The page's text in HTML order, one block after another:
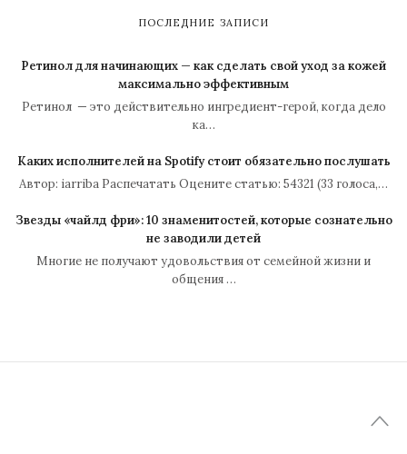
ПОСЛЕДНИЕ ЗАПИСИ
Ретинол для начинающих — как сделать свой уход за кожей
максимально эффективным
Ретинол — это действительно ингредиент-герой, когда дело
ка…
Каких исполнителей на Spotify стоит обязательно послушать
Автор: iarriba Распечатать Оцените статью: 54321 (33 голоса,…
Звезды «чайлд фри»: 10 знаменитостей, которые сознательно
не заводили детей
Многие не получают удовольствия от семейной жизни и
общения …